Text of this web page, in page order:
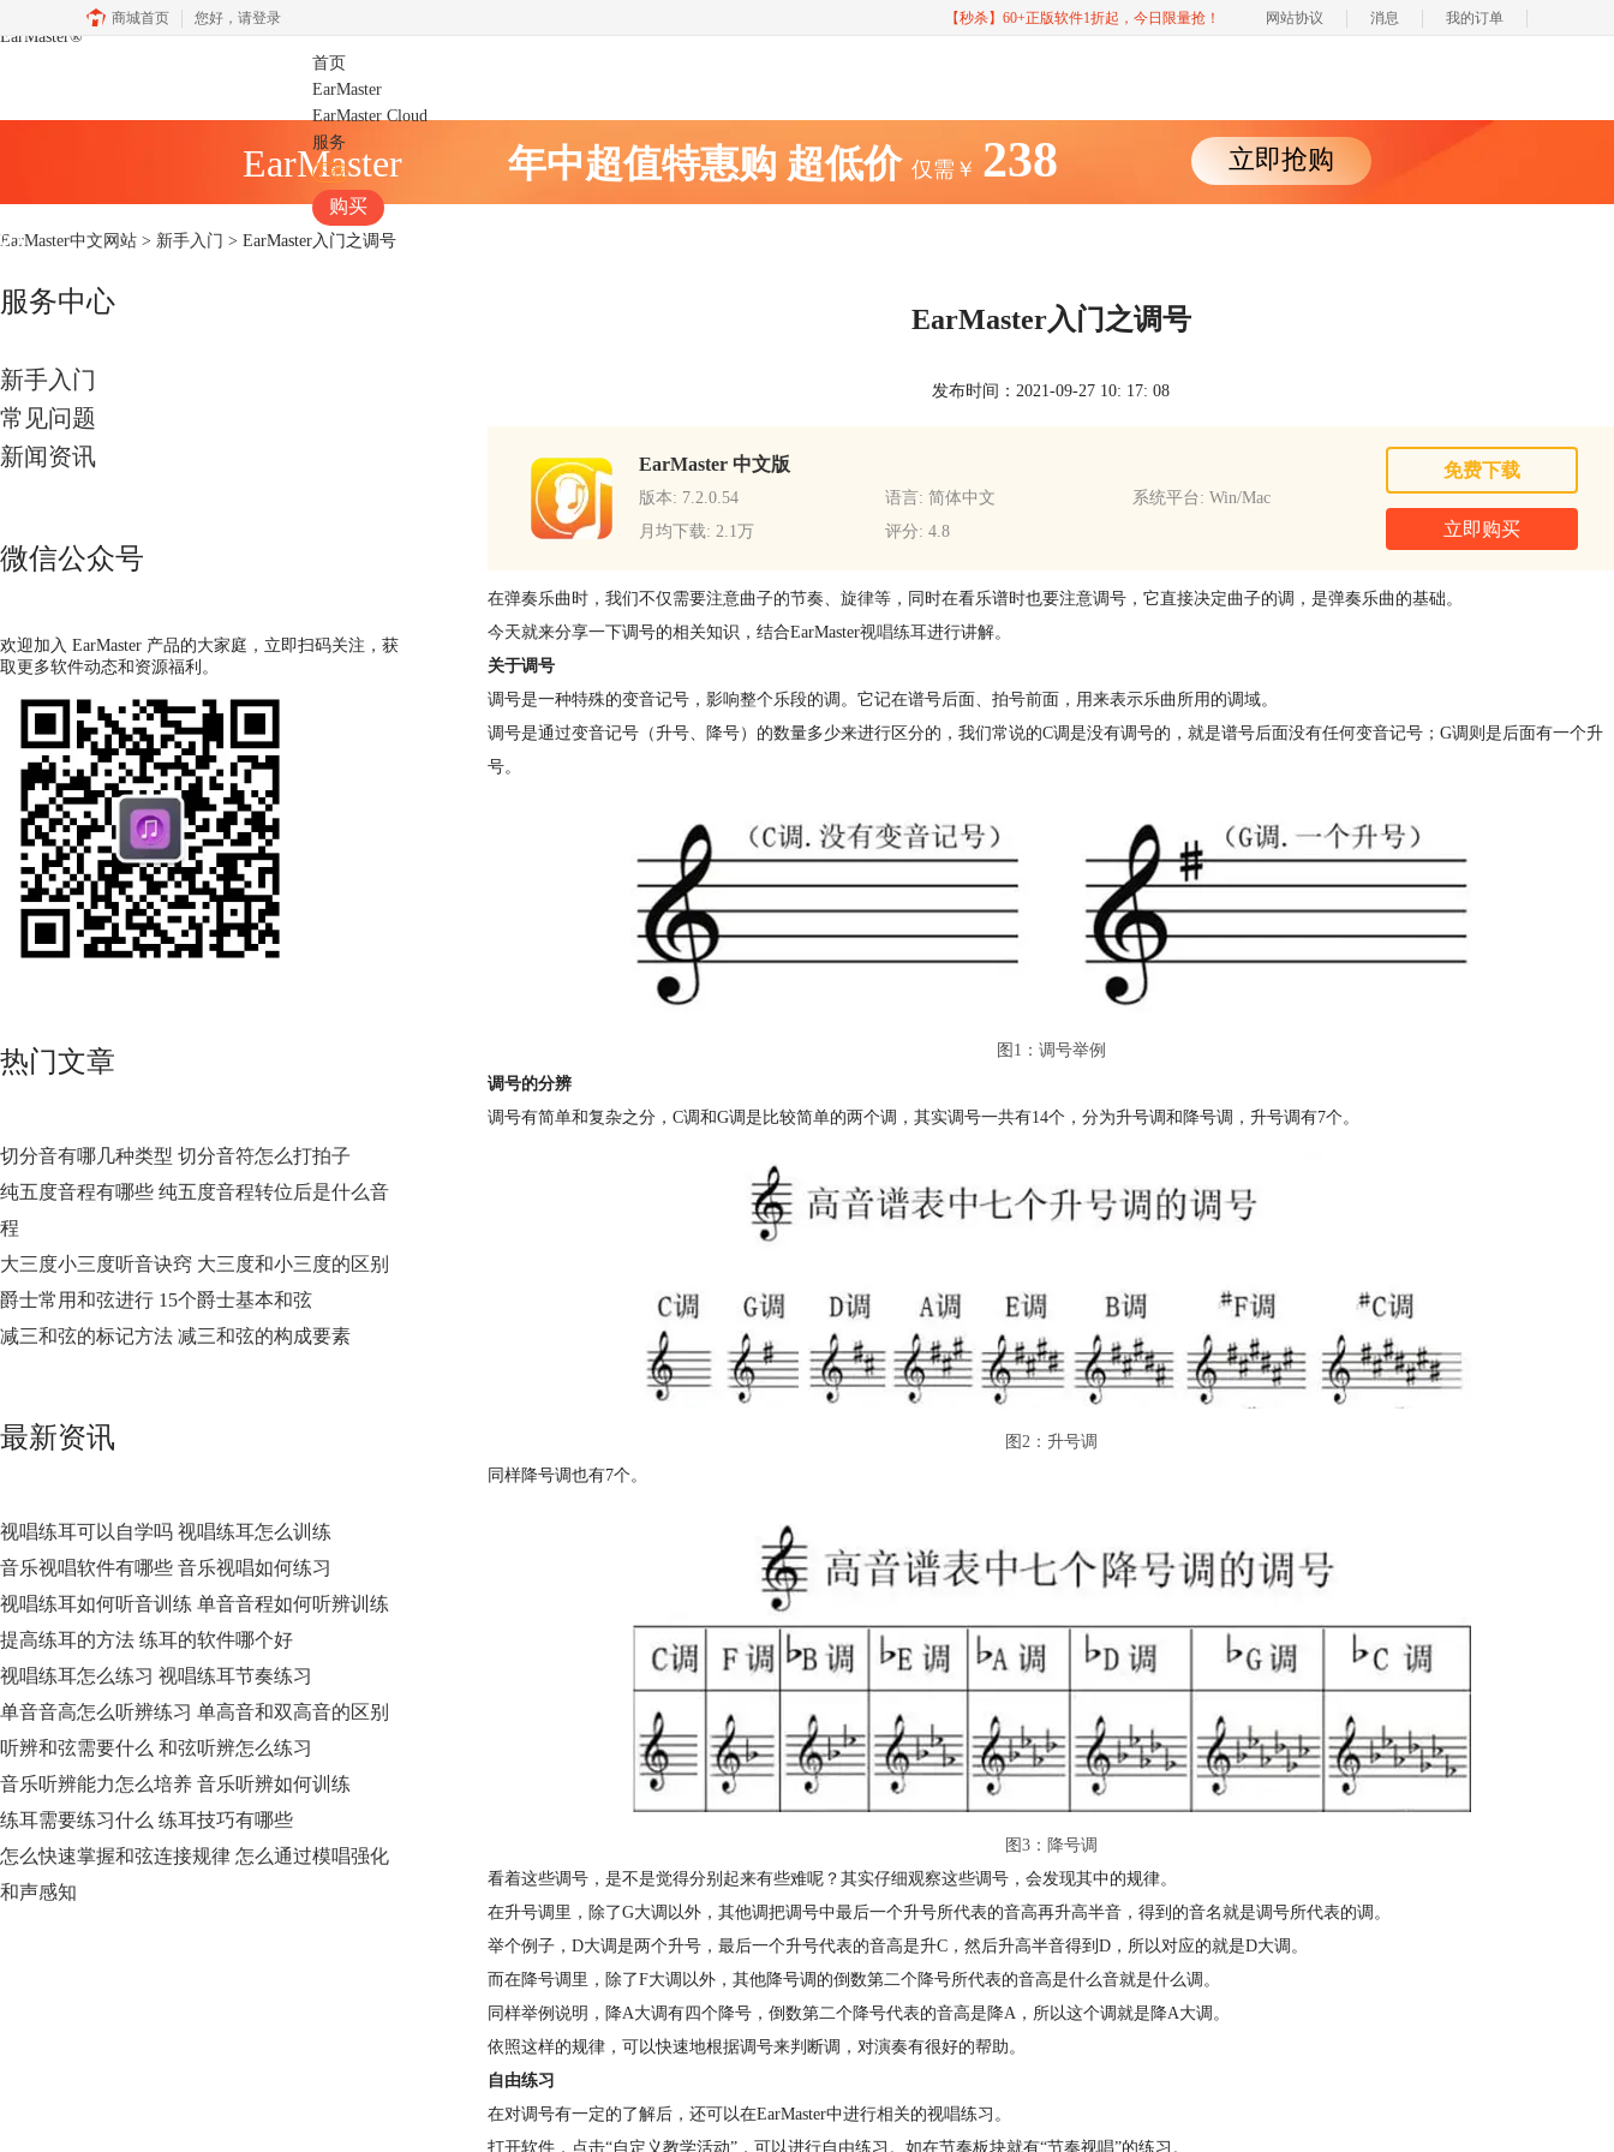
商城首页 您好， 请登录 【秒杀】60+正版软件1折起，今日限量抢！ 网站协议 消息 我的订单
EarMaster®
首页
EarMaster
EarMaster Cloud
服务
下载
购买
EarMaster 年中超值特惠购 超低价 仅需￥ 238 立即抢购
EarMaster中文网站 > 新手入门 > EarMaster入门之调号
服务中心
新手入门
常见问题
新闻资讯
微信公众号
欢迎加入 EarMaster 产品的大家庭，立即扫码关注，获
取更多软件动态和资源福利。
热门文章
切分音有哪几种类型 切分音符怎么打拍子
纯五度音程有哪些 纯五度音程转位后是什么音
程
大三度小三度听音诀窍 大三度和小三度的区别
爵士常用和弦进行 15个爵士基本和弦
减三和弦的标记方法 减三和弦的构成要素
最新资讯
视唱练耳可以自学吗 视唱练耳怎么训练
音乐视唱软件有哪些 音乐视唱如何练习
视唱练耳如何听音训练 单音音程如何听辨训练
提高练耳的方法 练耳的软件哪个好
视唱练耳怎么练习 视唱练耳节奏练习
单音音高怎么听辨练习 单高音和双高音的区别
听辨和弦需要什么 和弦听辨怎么练习
音乐听辨能力怎么培养 音乐听辨如何训练
练耳需要练习什么 练耳技巧有哪些
怎么快速掌握和弦连接规律 怎么通过模唱强化
和声感知
EarMaster入门之调号
发布时间：2021-09-27 10: 17: 08
EarMaster 中文版
版本: 7.2.0.54 语言: 简体中文
系统平台: Win/Mac
月均下载: 2.1万
评分: 4.8
免费下载
立即购买
在弹奏乐曲时，我们不仅需要注意曲子的节奏、 旋律等，同时在看乐谱时也要注意调号，它直接决定曲子的调，是弹奏乐曲的基础。
今天就来分享一下调号的相关知识，结合EarMaster视唱练耳进行讲解。
关于调号
调号是一种特殊的变音记号，影响整个乐段的调。它记在谱号后面、拍号前面，用来表示乐曲所用的调域。
调号是通过变音记号（升号、降号）的数量多少来进行区分的，我们常说的C调是没有调号的，就是谱号后面没有任何变音记号；G调则是后面有一个升
号。
图1：调号举例
调号的分辨
调号有简单和复杂之分，C调和G调是比较简单的两个调，其实调号一共有14个，分为升号调和降号调，升号调有7个。
图2：升号调
同样降号调也有7个。
图3：降号调
看着这些调号，是不是觉得分别起来有些难呢？其实仔细观察这些调号，会发现其中的规律。
在升号调里，除了G大调以外，其他调把调号中最后一个升号所代表的音高再升高半音，得到的音名就是调号所代表的调。
举个例子，D大调是两个升号，最后一个升号代表的音高是升C，然后升高半音得到D，所以对应的就是D大调。
而在降号调里，除了F大调以外，其他降号调的倒数第二个降号所代表的音高是什么音就是什么调。
同样举例说明，降A大调有四个降号，倒数第二个降号代表的音高是降A，所以这个调就是降A大调。
依照这样的规律，可以快速地根据调号来判断调，对演奏有很好的帮助。
自由练习
在对调号有一定的了解后，还可以在EarMaster中进行相关的视唱练习。
打开软件，点击“自定义教学活动”，可以进行自由练习。如在节奏板块就有“节奏视唱”的练习。